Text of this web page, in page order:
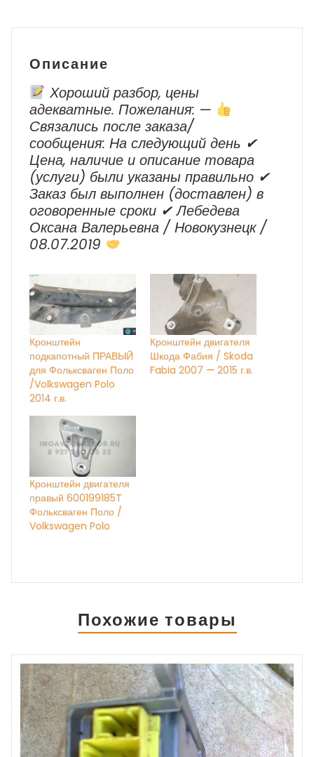
Описание
Хороший разбор, цены
адекватные. Пожелания: —
Cвязались после заказа/
сообщения: На следующий день ✔
Цена, наличие и описание товара
(услуги) были указаны правильно ✔
Заказ был выполнен (доставлен) в
оговоренные сроки ✔ Лебедева
Оксана Валерьевна / Новокузнецк /
08.07.2019
Кронштейн
подкапотный ПРАВЫЙ
для Фольксваген Поло
/Volkswagen Polo
2014 г.в.
Кронштейн двигателя
Шкода Фабия / Skoda
Fabia 2007 — 2015 г.в.
Кронштейн двигателя
правый 600199185T
Фольксваген Поло /
Volkswagen Polo
Похожие товары